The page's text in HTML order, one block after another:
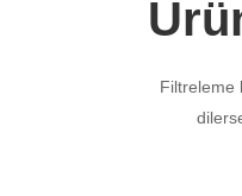
Filtreleme